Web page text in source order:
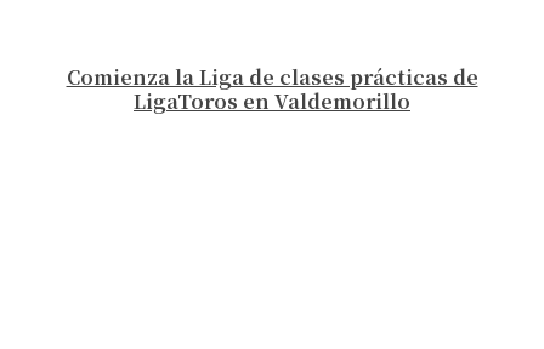
Comienza la Liga de clases prácticas de
LigaToros en Valdemorillo